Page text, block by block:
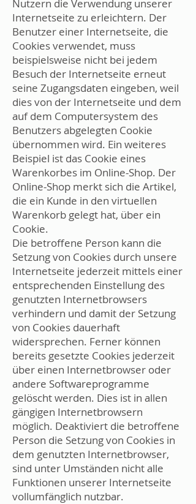
Nutzern die Verwendung unserer
Internetseite zu erleichtern. Der
Benutzer einer Internetseite, die
Cookies verwendet, muss
beispielsweise nicht bei jedem
Besuch der Internetseite erneut
seine Zugangsdaten eingeben, weil
dies von der Internetseite und dem
auf dem Computersystem des
Benutzers abgelegten Cookie
übernommen wird. Ein weiteres
Beispiel ist das Cookie eines
Warenkorbes im Online-Shop. Der
Online-Shop merkt sich die Artikel,
die ein Kunde in den virtuellen
Warenkorb gelegt hat, über ein
Cookie.
Die betroffene Person kann die
Setzung von Cookies durch unsere
Internetseite jederzeit mittels einer
entsprechenden Einstellung des
genutzten Internetbrowsers
verhindern und damit der Setzung
von Cookies dauerhaft
widersprechen. Ferner können
bereits gesetzte Cookies jederzeit
über einen Internetbrowser oder
andere Softwareprogramme
gelöscht werden. Dies ist in allen
gängigen Internetbrowsern
möglich. Deaktiviert die betroffene
Person die Setzung von Cookies in
dem genutzten Internetbrowser,
sind unter Umständen nicht alle
Funktionen unserer Internetseite
vollumfänglich nutzbar.